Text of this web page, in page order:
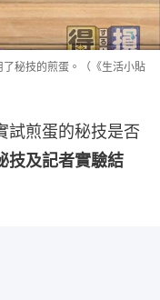
秘技的煎蛋。（《生活小貼
試煎蛋的秘技是否
技及記者實驗結